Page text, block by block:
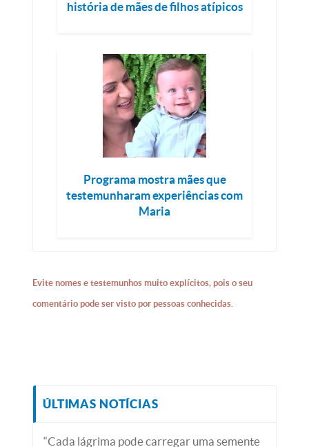
história de mães de filhos atípicos
Programa mostra mães que
testemunharam experiências com
Maria
Evite nomes e testemunhos muito explícitos, pois o seu
comentário pode ser visto por pessoas conhecidas.
ÚLTIMAS NOTÍCIAS
“Cada lágrima pode carregar uma semente